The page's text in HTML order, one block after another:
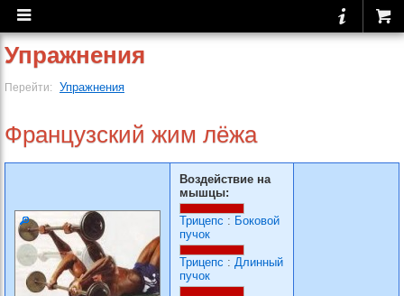
Упражнения
Перейти: Упражнения
Французский жим лёжа
Воздействие на
мышцы:
Трицепс : Боковой
пучок
Трицепс : Длинный
пучок